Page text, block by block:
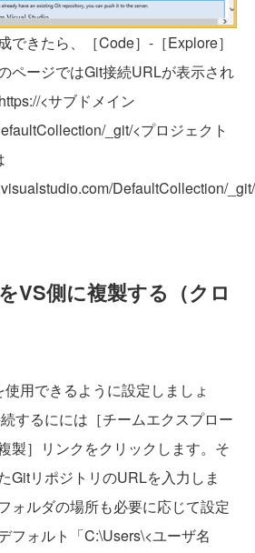
きたら、［Code］-［Explore］
ページではGit接続URLが表示され
<サブドメイン
_git/<プロジェクト
DefaultCollection/
VS側に複製する（クロ
用できるように設定しましょ
するにには［チームエクスプロー
製］リンクをクリックします。そ
GitリポジトリのURLを入力しま
ォルダの場所も必要に応じて設定
フォルト「C:\Users\<ユーザ名